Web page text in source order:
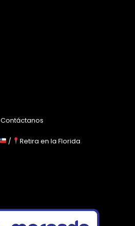
Contáctanos
/ Retira en la Florida